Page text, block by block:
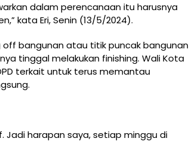
dalam perencanaan itu harusnya
kata Eri, Senin (13/5/2024).
bangunan atau titik puncak bangunan
tinggal melakukan finishing. Wali Kota
terkait untuk terus memantau
Jadi harapan saya, setiap minggu di